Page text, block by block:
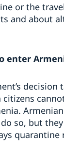
or the
and about
enter
decision
citizens
so, but
quarantine